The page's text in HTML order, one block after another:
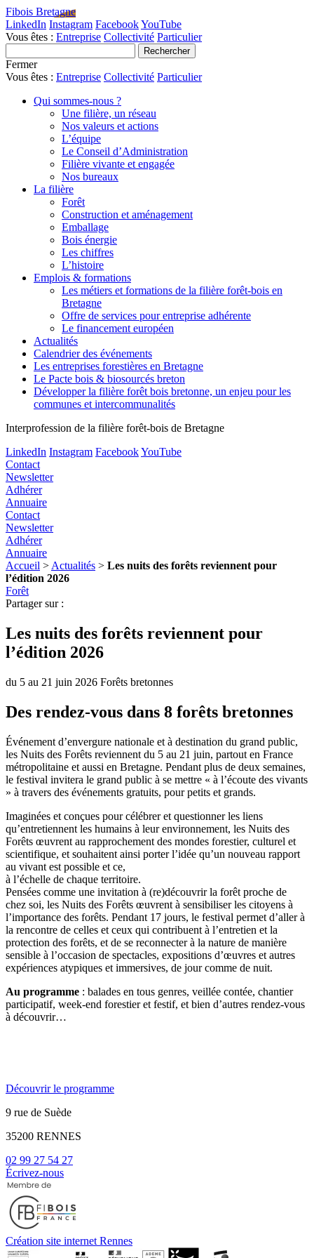
Fibois Bretagne
LinkedIn Instagram FacebookYouTube
Vous êtes : Entreprise Collectivité Particulier
Fermer
Vous êtes : Entreprise Collectivité Particulier
Qui sommes-nous ?
Une filière, un réseau
Nos valeurs et actions
L’équipe
Le Conseil d’Administration
Filière vivante et engagée
Nos bureaux
La filière
Forêt
Construction et aménagement
Emballage
Bois énergie
Les chiffres
L’histoire
Emplois & formations
Les métiers et formations de la filière forêt-bois en
Bretagne
Offre de services pour entreprise adhérente
Le financement européen
Actualités
Calendrier des événements
Les entreprises forestières en Bretagne
Le Pacte bois & biosourcés breton
Développer la filière forêt bois bretonne, un enjeu pour les
communes et intercommunalités
Interprofession de la filière forêt-bois de Bretagne
LinkedIn Instagram FacebookYouTube
Contact
Newsletter
Adhérer
Annuaire
Contact
Newsletter
Adhérer
Annuaire
Accueil > Actualités > Les nuits des forêts reviennent pour
l’édition 2026
Forêt
Partager sur :
Les nuits des forêts reviennent pour
l’édition 2026
du 5 au 21 juin 2026 Forêts bretonnes
Des rendez-vous dans 8 forêts bretonnes
Événement d’envergure nationale et à destination du grand public,
les Nuits des Forêts reviennent du 5 au 21 juin, partout en France
métropolitaine et aussi en Bretagne. Pendant plus de deux semaines,
le festival invitera le grand public à se mettre « à l’écoute des vivants
» à travers des événements gratuits, pour petits et grands.
Imaginées et conçues pour célébrer et questionner les liens
qu’entretiennent les humains à leur environnement, les Nuits des
Forêts œuvrent au rapprochement des mondes forestier, culturel et
scientifique, et souhaitent ainsi porter l’idée qu’un nouveau rapport
au vivant est possible et ce,
à l’échelle de chaque territoire.
Pensées comme une invitation à (re)découvrir la forêt proche de
chez soi, les Nuits des Forêts œuvrent à sensibiliser les citoyens à
l’importance des forêts. Pendant 17 jours, le festival permet d’aller à
la rencontre de celles et ceux qui contribuent à l’entretien et la
protection des forêts, et de se reconnecter à la nature de manière
sensible à l’occasion de spectacles, expositions d’œuvres et autres
expériences atypiques et immersives, de jour comme de nuit.
Au programme : balades en tous genres, veillée contée, chantier
participatif, week-end forestier et festif, et bien d’autres rendez-vous
à découvrir…
Découvrir le programme
9 rue de Suède
35200 RENNES
02 99 27 54 27
Écrivez-nous
Création site internet Rennes